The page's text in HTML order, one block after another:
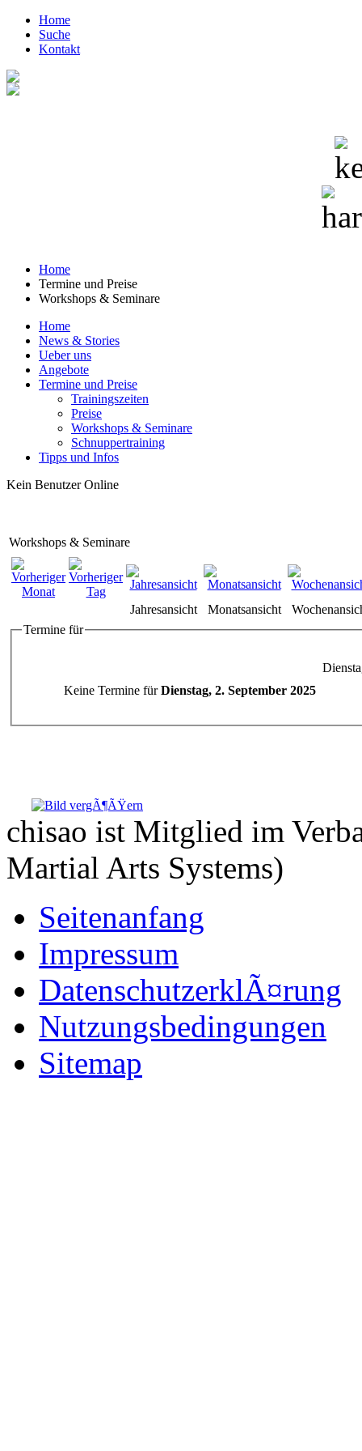
Home
Suche
Kontakt
Home
Termine und Preise
Workshops & Seminare
Home
News & Stories
Ueber uns
Angebote
Termine und Preise
Trainingszeiten
Preise
Workshops & Seminare
Schnuppertraining
Tipps und Infos
Kein Benutzer Online
Workshops & Seminare
Jahresansicht Monatsansicht
Termine für
Keine Termine fürDienstag, 2. September 2025
chisao ist Mitglied im
Martial Arts Systems)
Seitenanfang
Impressum
DatenschutzerklÃ¤rung
Nutzungsbedingungen
Sitemap